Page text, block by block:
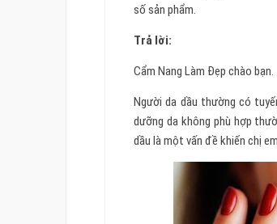
số sản phẩm.
Trả lời:
Cẩm Nang Làm Đẹp chào bạn.
Người da dầu thường có
dưỡng da không phù hợp
dầu là một vấn đề khiến chị